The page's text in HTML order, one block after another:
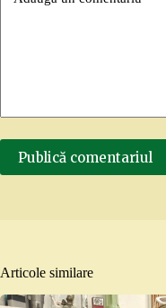
Publică comentariul
Articole similare